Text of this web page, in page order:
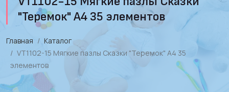
"Теремок" А4 35 элементов
Главная
Каталог
VT1102-15 Мягкие пазлы Сказки "Теремок" А4 35
элементов